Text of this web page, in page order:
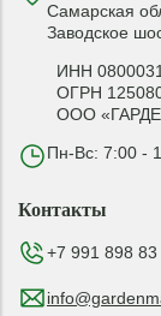
Самарская
Заводское
ИНН
ОГРН
ООО
Пн-Вс: 7:00 -
Контакты
+7 991 898 83